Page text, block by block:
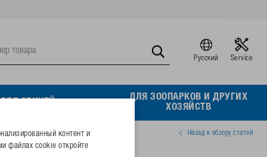
Русский Service
ДЛЯ ЗООПАРКОВ И ДРУГИХ
ХОЗЯЙСТВ
Назад к обзору статей
контент и
файлах cookie откройте